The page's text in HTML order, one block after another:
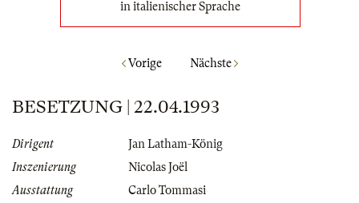
in italienischer Sprache
Vorige Nächste
BESETZUNG | 22.04.1993
Dirigent
Jan Latham-König
Inszenierung
Nicolas Joël
Ausstattung
Carlo Tommasi